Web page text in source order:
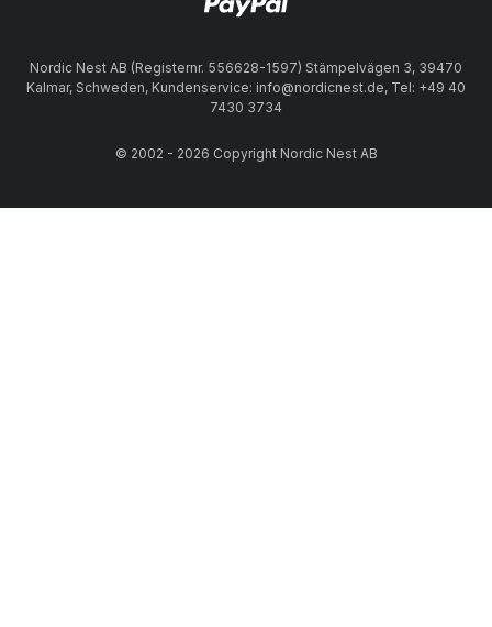
Nordic Nest AB (Registernr. 556628-1597) Stämpelvägen 3, 39470
Kalmar, Schweden, Kundenservice: info@nordicnest.de, Tel: +49 40
7430 3734
© 2002 - 2026 Copyright Nordic Nest AB